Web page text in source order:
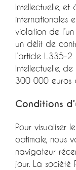
Intellectuelle, et
internationales
violation de
un délit de
l’article L.335-
Intellectuelle,
300 000 euros
Conditions
Pour visualiser
optimale, nous
navigateur
jour. La société